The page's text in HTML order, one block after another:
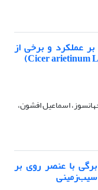
بر عملکرد و برخی از
اسماعیل افشون،
برگی با عنصر روی بر